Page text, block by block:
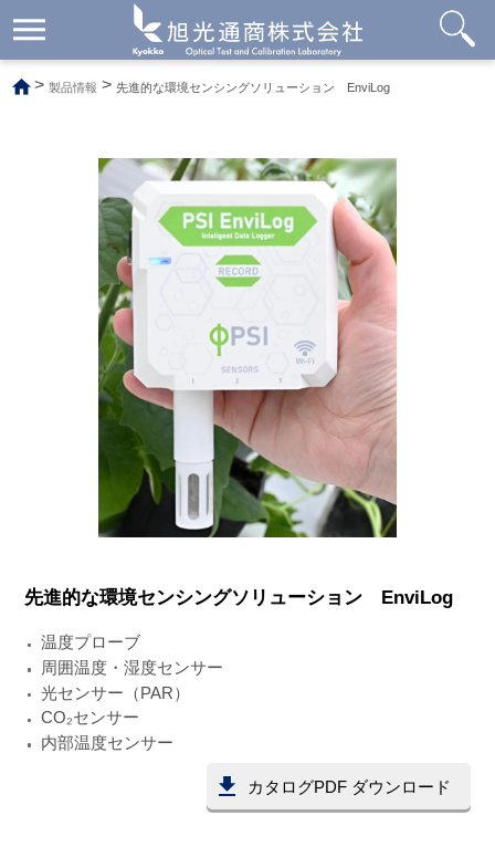
メ
ニ
ュ>製品情報 >先進的な環境センシングソリューション EnviLog
先進的な環境センシングソリューション EnviLog
温度プローブ
周囲温度・湿度センサー
光センサー（PAR）
CO₂センサー
内部温度センサー
カタログPDF ダウンロード